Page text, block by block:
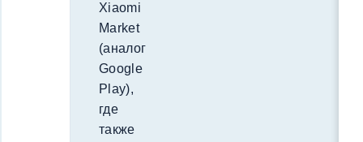
Xiaomi
Market
(аналог
Google
Play),
где
также